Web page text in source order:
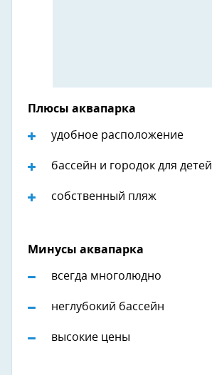
Плюсы аквапарка
удобное расположение
бассейн и городок для детей
собственный пляж
Минусы аквапарка
всегда многолюдно
неглубокий бассейн
высокие цены